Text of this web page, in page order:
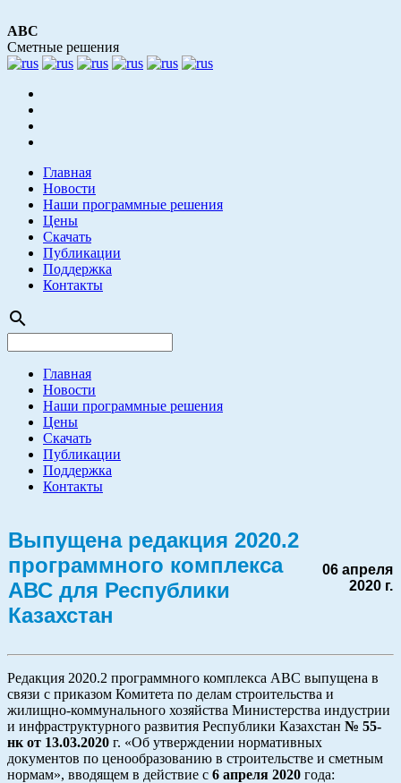
АВС
Сметные решения
Главная
Новости
Наши программные решения
Цены
Скачать
Публикации
Поддержка
Контакты
search
Главная
Новости
Наши программные решения
Цены
Скачать
Публикации
Поддержка
Контакты
Выпущена редакция 2020.2
программного комплекса
АВС для Республики
Казахстан
06 апреля
2020 г.
Редакция 2020.2 программного комплекса АВС выпущена в
связи с приказом Комитета по делам строительства и
жилищно-коммунального хозяйства Министерства индустрии
и инфраструктурного развития Республики Казахстан № 55-
нк от 13.03.2020 г. «Об утверждении нормативных
документов по ценообразованию в строительстве и сметным
нормам», вводящем в действие с 6 апреля 2020 года: